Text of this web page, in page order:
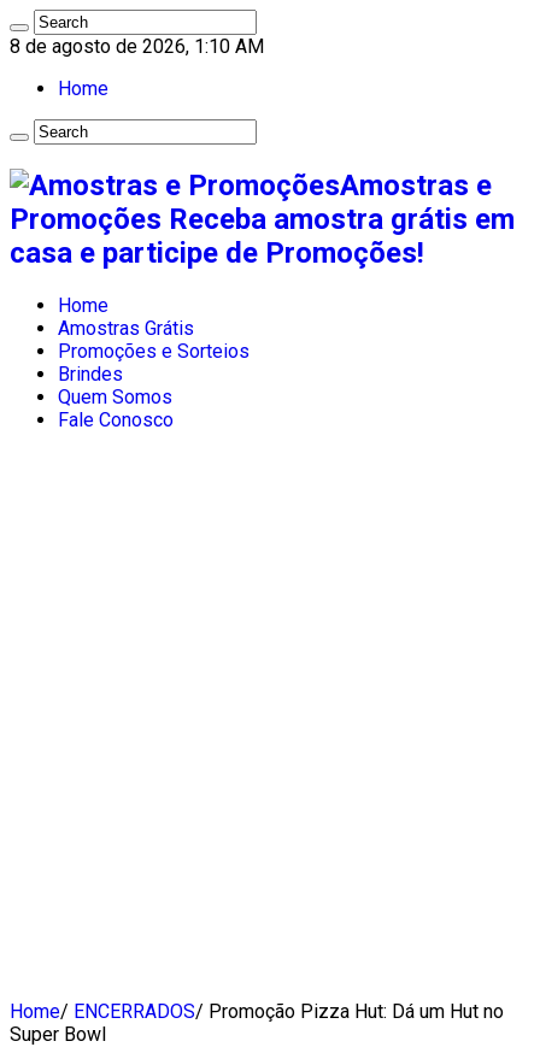
8 de agosto de 2026, 1:10 AM
Home
Amostras e
Promoções Receba amostra grátis em
casa e participe de Promoções!
Home
Amostras Grátis
Promoções e Sorteios
Brindes
Quem Somos
Fale Conosco
Home/ ENCERRADOS/ Promoção Pizza Hut: Dá um Hut no
Super Bowl